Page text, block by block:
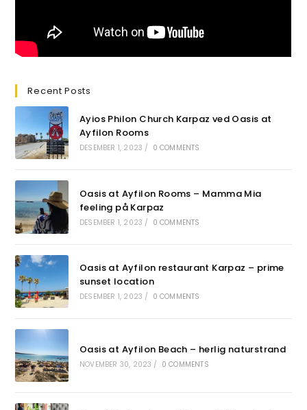
Recent Posts
Ayios Philon Church Karpaz ved Oasis at
Ayfilon Rooms
DESEMBER 1, 2023 / 0 COMMENTS
Oasis at Ayfilon Rooms – Mamma Mia
feeling på Karpaz
DESEMBER 1, 2023 / 0 COMMENTS
Oasis at Ayfilon restaurant Karpaz – prime
sunset location
DESEMBER 1, 2023 / 0 COMMENTS
Oasis at Ayfilon Beach – herlig naturstrand
NOVEMBER 30, 2023 / 0 COMMENTS